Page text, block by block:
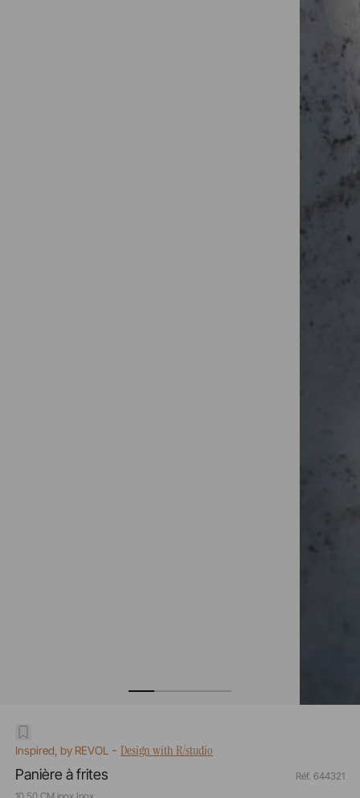
Inspired, by REVOL - Design with R/studio
Panière à frites
Réf. 644321